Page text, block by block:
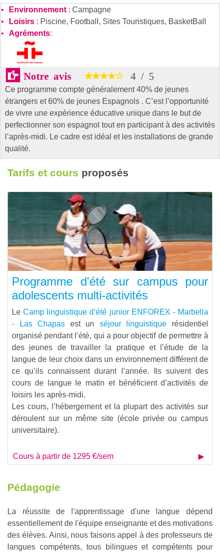
Environnement: Campagne
Loisirs: Piscine, Football, Sites Touristiques, BasketBall
Agréments:
Notre avis 4 / 5
Ce programme compte généralement 40% de jeunes
étrangers et 60% de jeunes Espagnols . C’est l’opportunité
de vivre une expérience éducative unique dans le but de
perfectionner son espagnol tout en participant à des activités
l’après-midi. Le cadre est idéal et les installations de grande
qualité.
Tarifs et cours proposés
Programme d'été sur campus pour
adolescents multi-activités
LeCamp linguistique d’été junior ENFOREX - Marbella
- Las Chapas est un séjour linguistique résidentiel
organisé pendant l’été, qui a pour objectif de permettre à
des jeunes de travailler la pratique et l’étude de la
langue de leur choix dans un environnement différent de
ce qu’ils connaissent durant l’année. Ils suivent des
cours de langue le matin et bénéficient d’activités de
loisirs les après-midi.
Les cours, l’hébergement et la plupart des activités sur
déroulent sur un même site (école privée ou campus
universitaire).
Cours à partir de 1295 €/sem
Pédagogie
La réussite de l'apprentissage d'une langue dépend
essentiellement de l'équipe enseignante et des motivations
des élèves. Ainsi, nous faisons appel à des professeurs de
langues compétents, tous bilingues et compétents pour